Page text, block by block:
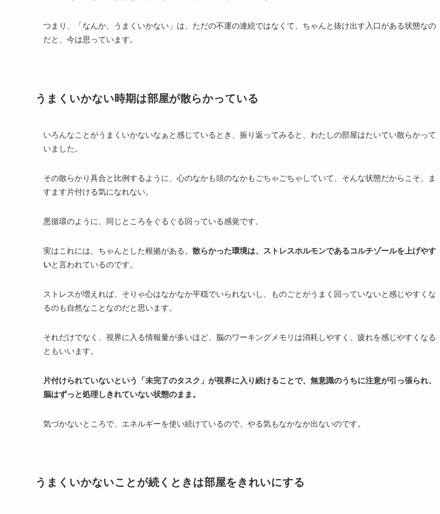
つまり、「なんか、うまくいかない」は、ただの不運の連続ではなくて、ちゃんと抜け出す入口がある状態なの
だと、今は思っています。
うまくいかない時期は部屋が散らかっている
いろんなことがうまくいかないなぁと感じているとき、振り返ってみると、わたしの部屋はたいてい散らかって
いました。
その散らかり具合と比例するように、心のなかも頭のなかもごちゃごちゃしていて、そんな状態だからこそ、ま
すます片付ける気になれない。
悪循環のように、同じところをぐるぐる回っている感覚です。
実はこれには、ちゃんとした根拠がある。 散らかった環境は、ストレスホルモンであるコルチゾールを上げやす
いと言われているのです。
ストレスが増えれば、そりゃ心はなかなか平穏でいられないし、ものごとがうまく回っていないと感じやすくな
るのも自然なことなのだと思います。
それだけでなく、視界に入る情報量が多いほど、脳のワーキングメモリは消耗しやすく、疲れを感じやすくなる
ともいいます。
片付けられていないという「未完了のタスク」が視界に入り続けることで、無意識のうちに注意が引っ張られ、
脳はずっと処理しきれていない状態のまま。
気づかないところで、エネルギーを使い続けているので、やる気もなかなか出ないのです。
うまくいかないことが続くときは部屋をきれいにする